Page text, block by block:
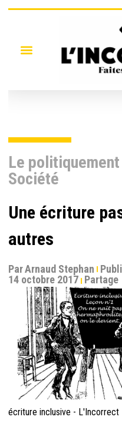
Le
Société
Une écriture
autres
ParArnaud Stephan
14 octobre 2017 Partage
écriture inclusive - L'Incorrect